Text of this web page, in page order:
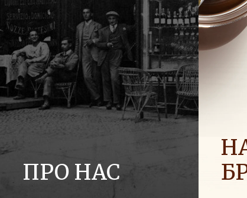
ПРО НАС
Історія Групи Ferrero та її місія. Від